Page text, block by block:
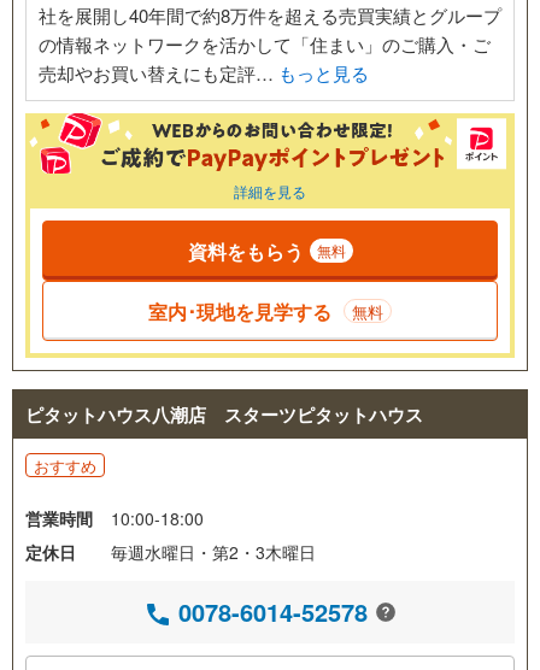
社を展開し40年間で約8万件を超える売買実績とグループ
の情報ネットワークを活かして「住まい」のご購入・ご
売却やお買い替えにも定評… もっと見る
詳細を見る
資料をもらう 無料
室内･現地を見学する 無料
ピタットハウス八潮店 スターツピタットハウス
おすすめ
営業時間
10:00-18:00
定休日
毎週水曜日・第2・3木曜日
0078-6014-52578